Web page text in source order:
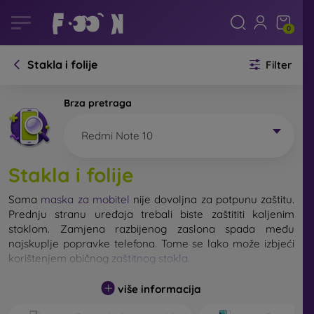
0
Stakla i folije Filter
Brza pretraga
Redmi Note 10
Stakla i folije
Sama maska za mobitel nije dovoljna za potpunu zaštitu.
Prednju stranu uređaja trebali biste zaštititi kaljenim
staklom. Zamjena razbijenog zaslona spada među
najskuplje popravke telefona. Tome se lako može izbjeći
korištenjem običnog zaštitnog stakla
Nerazbijivo staklo za mobitel ne postoji, ali u većini
više informacija